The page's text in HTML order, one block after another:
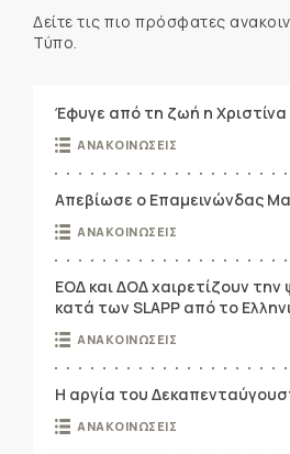
Δείτε τις πιο πρόσφατες
Τύπο.
Έφυγε από τη ζωή η Χριστίνα
ΑΝΑΚΟΙΝΩΣΕΙΣ
Απεβίωσε ο Επαμεινώνδας
ΑΝΑΚΟΙΝΩΣΕΙΣ
ΕΟΔ και ΔΟΔ χαιρετίζουν
κατά των SLAPP από το
ΑΝΑΚΟΙΝΩΣΕΙΣ
Η αργία του
ΑΝΑΚΟΙΝΩΣΕΙΣ